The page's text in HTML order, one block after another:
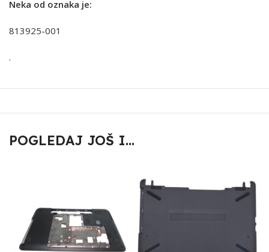
Neka od oznaka je:
813925-001
.
POGLEDAJ JOŠ I...